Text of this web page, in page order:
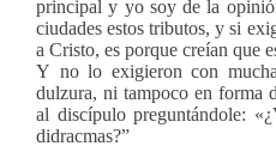
principal y yo soy de la
ciudades estos tributos, y si
a Cristo, es porque creían que
Y no lo exigieron con
dulzura, ni tampoco en forma
al discípulo preguntándole:
didracmas?”